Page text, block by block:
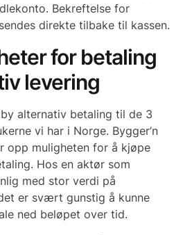
Bekreftelse for
direkte tilbake til kassen.
for betaling
levering
alternativ betaling til de 3
vi har i Norge. Bygger’n
opp muligheten for å kjøpe
Hos en aktør som
med stor verdi på
er svært gunstig å kunne
ned beløpet over tid.